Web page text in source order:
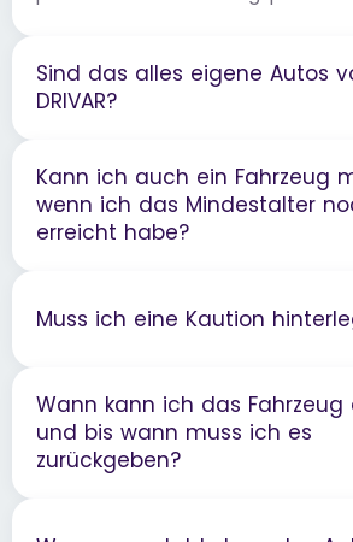
Sind das alles eigene Autos
DRIVAR?
Kann ich auch ein Fahrzeug
wenn ich das Mindestalter
erreicht habe?
Muss ich eine Kaution
Wann kann ich das Fahrzeug
und bis wann muss ich es
zurückgeben?